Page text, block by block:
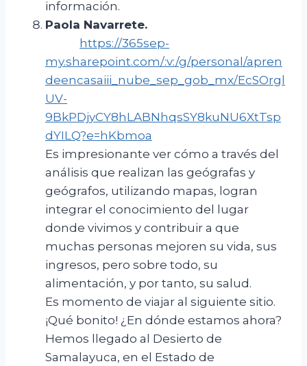
información.
Paola Navarrete.
https://365sep-
my.sharepoint.com/:v:/g/personal/apren
deencasaiii_nube_sep_gob_mx/EcSOrgl
UV-
9BkPDjyCY8hLABNhqsSY8kuNU6XtTsp
dYILQ?e=hKbmoa
Es impresionante ver cómo a través del
análisis que realizan las geógrafas y
geógrafos, utilizando mapas, logran
integrar el conocimiento del lugar
donde vivimos y contribuir a que
muchas personas mejoren su vida, sus
ingresos, pero sobre todo, su
alimentación, y por tanto, su salud.
Es momento de viajar al siguiente sitio.
¡Qué bonito! ¿En dónde estamos ahora?
Hemos llegado al Desierto de
Samalayuca, en el Estado de